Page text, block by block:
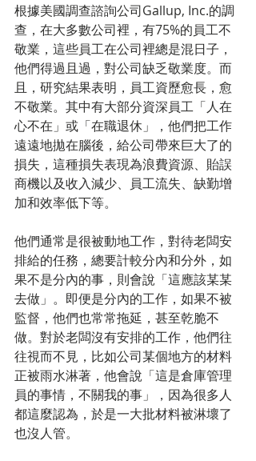
根據美國調查諮詢公司Gallup, Inc.的調
查，在大多數公司裡，有75%的員工不
敬業，這些員工在公司裡總是混日子，
他們得過且過，對公司缺乏敬業度。而
且，研究結果表明，員工資歷愈長，愈
不敬業。其中有大部分資深員工「人在
心不在」或「在職退休」，他們把工作
遠遠地拋在腦後，給公司帶來巨大了的
損失，這種損失表現為浪費資源、貽誤
商機以及收入減少、員工流失、缺勤增
加和效率低下等。
他們通常是很被動地工作，對待老闆安
排給的任務，總要計較分內和分外，如
果不是分內的事，則會說「這應該某某
去做」。即便是分內的工作，如果不被
監督，他們也常常拖延，甚至乾脆不
做。對於老闆沒有安排的工作，他們往
往視而不見，比如公司某個地方的材料
正被雨水淋著，他會說「這是倉庫管理
員的事情，不關我的事」，因為很多人
都這麼認為，於是一大批材料被淋壞了
也沒人管。